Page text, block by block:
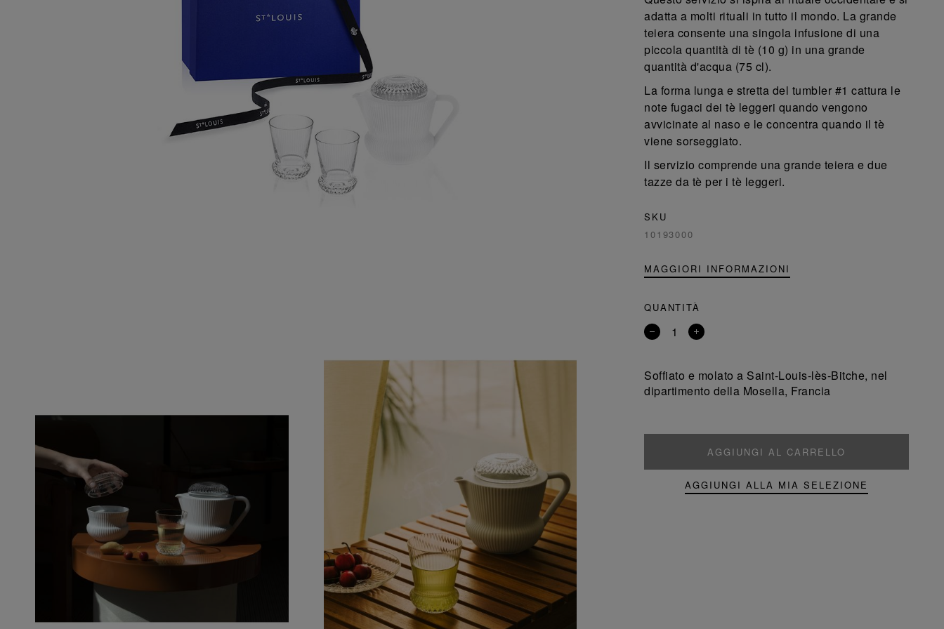
adatta a molti rituali in tutto il mondo. La grande
teiera consente una singola infusione di una
piccola quantità di tè (10 g) in una grande
quantità d'acqua (75 cl).
La forma lunga e stretta del tumbler #1 cattura le
note fugaci dei tè leggeri quando vengono
avvicinate al naso e le concentra quando il tè
viene sorseggiato.
Il servizio comprende una grande teiera e due
tazze da tè per i tè leggeri.
SKU
10193000
MAGGIORI INFORMAZIONI
QUANTITÀ
Rimuovi
Aggiungi
Soffiato e molato a Saint-Louis-lès-Bitche, nel
dipartimento della Mosella, Francia
AGGIUNGI AL CARRELLO
AGGIUNGI ALLA MIA SELEZIONE